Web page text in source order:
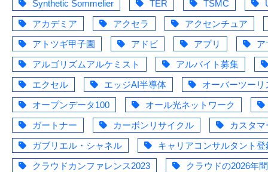
Synthetic Sommelier
TER TSMC
アカデミア
アクセラ
アクセンチュア
アトツギ甲子園
アドビ アプリ
ア
アルゴリズムアルケミスト
アルバイト募集
エクセル
エッジAI半導体
オーバーツーリ
オープンデータ100
オール光ネットワーク
ガートナー
カーボンリサイクル
カスタ
ガブリエル・シャネル
キャリアコンサルタント登
クラウドカンファレンス2023
クラウドの2026年